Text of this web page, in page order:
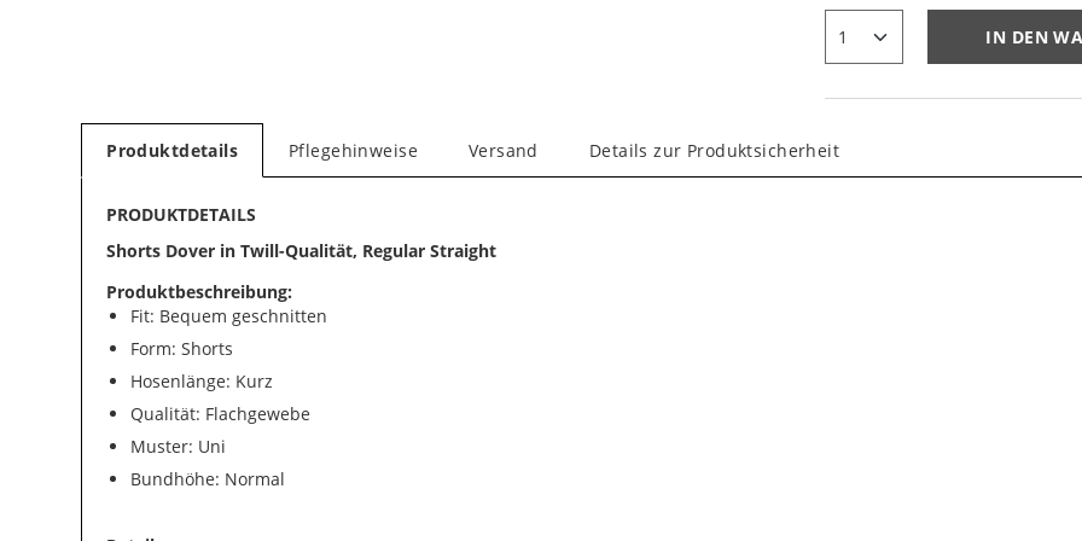
IN DEN
Produktdetails Pflegehinweise Versand Details zur Produktsicherheit
PRODUKTDETAILS
Shorts Dover in Twill-Qualität, Regular Straight
Produktbeschreibung:
Fit: Bequem geschnitten
Form: Shorts
Hosenlänge: Kurz
Qualität: Flachgewebe
Muster: Uni
Bundhöhe: Normal